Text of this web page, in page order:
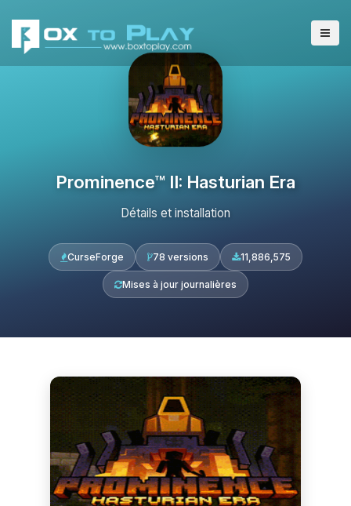
Prominence™ II: Hasturian Era
Détails et installation
CurseForge 78 versions 11,886,575
Mises à jour journalières